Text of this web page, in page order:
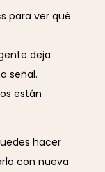
para ver qué
deja
señal.
están
hacer
con nueva